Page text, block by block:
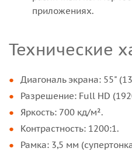
приложениях.
Технические
Диагональ экрана: 55"
Разрешение: Full HD
Яркость: 700 кд/м².
Контрастность: 1200:1.
Рамка: 3,5 мм